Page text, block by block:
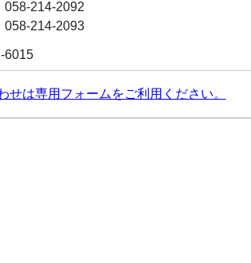
058-214-2092
058-214-2093
6015
せは専用フォームをご利用ください。